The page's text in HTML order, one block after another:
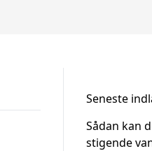
Seneste
Sådan kan
stigende